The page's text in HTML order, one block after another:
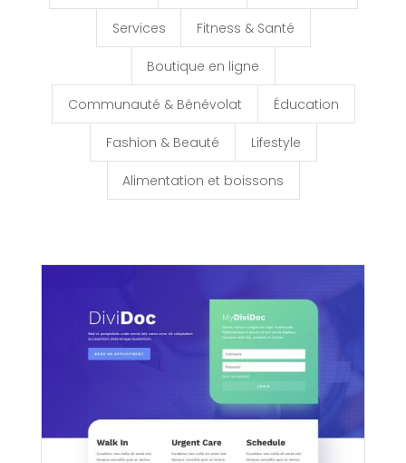
Services Fitness & Santé
Boutique en ligne
Communauté & Bénévolat Éducation
Fashion & Beauté Lifestyle
Alimentation et boissons